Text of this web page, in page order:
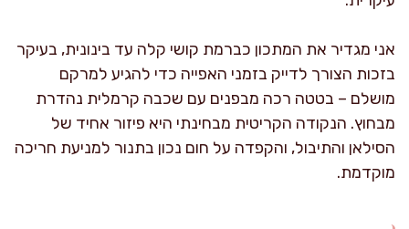
אני מגדיר את המתכון כברמת קושי קלה עד בינונית, בעיקר
בזכות הצורך לדייק בזמני האפייה כדי להגיע למרקם
מושלם – בטטה רכה מבפנים עם שכבה קרמלית נהדרת
מבחוץ. הנקודה הקריטית מבחינתי היא פיזור אחיד של
הסילאן והתיבול, והקפדה על חום נכון בתנור למניעת חריכה
מוקדמת.